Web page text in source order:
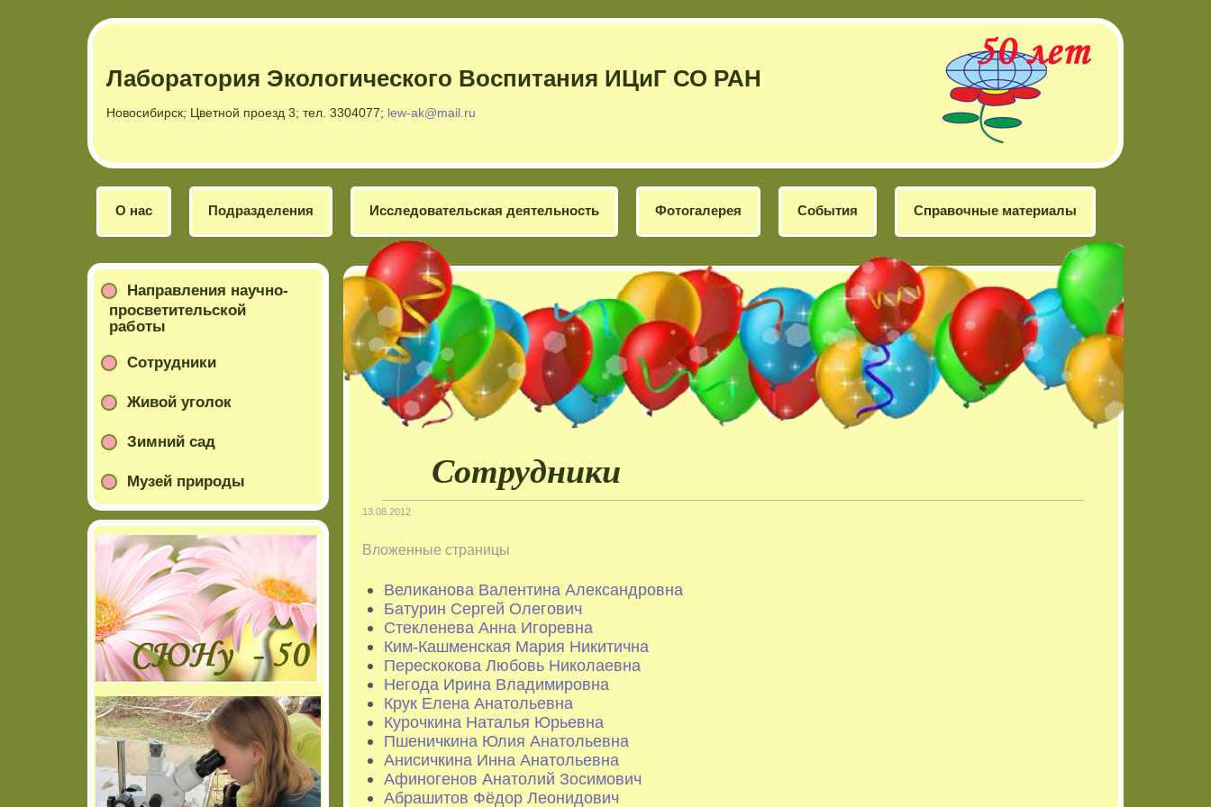
Лаборатория Экологического Воспитания ИЦиГ СО РАН
Новосибирск; Цветной проезд 3; тел. 3304077; lew-ak@mail.ru
О нас Подразделения Исследовательская деятельность Фотогалерея События Справочные материалы
Сотрудники
13.08.2012
Вложенные страницы
Великанова Валентина Александровна
Батурин Сергей Олегович
Стекленева Анна Игоревна
Ким-Кашменская Мария Никитична
Перескокова Любовь Николаевна
Негода Ирина Владимировна
Крук Елена Анатольевна
Курочкина Наталья Юрьевна
Пшеничкина Юлия Анатольевна
Анисичкина Инна Анатольевна
Афиногенов Анатолий Зосимович
Абрашитов Фёдор Леонидович
Направления научно-
просветительской
работы
Сотрудники
Живой уголок
Зимний сад
Музей природы